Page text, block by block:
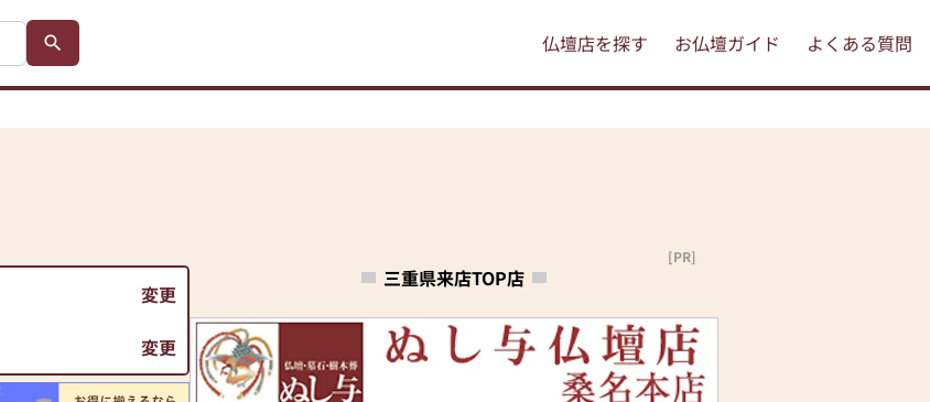
仏壇店を探す お仏壇ガイド よくある質問
変更
変更
三重県来店TOP店
[PR]